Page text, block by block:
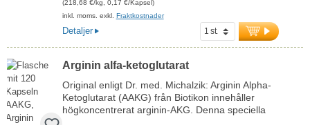
(218,68 €/kg, 0,17 €/Kapsel)
inkl. moms. exkl. Fraktkostnader
Detaljer
Arginin alfa-ketoglutarat
Original enligt Dr. med. Michalzik: Arginin Alpha-
Ketoglutarat (AAKG) från Biotikon innehåller
högkoncentrerat arginin-AKG. Denna speciella